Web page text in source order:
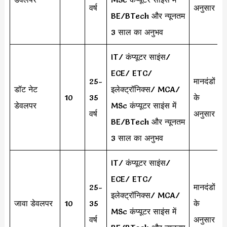
वर्ष
BE/BTech और न्यूनतम
3 साल का अनुभव
अनुसार
डॉट नेट
डेवलपर
10
25-
35
वर्ष
IT/ कंप्यूटर साइंस/
ECE/ ETC/
इलेक्ट्रॉनिक्स/ MCA/
MSc कंप्यूटर साइंस में
BE/BTech और न्यूनतम
3 साल का अनुभव
मानदंडों
के
अनुसार
जावा डेवलपर 10
25-
35
वर्ष
IT/ कंप्यूटर साइंस/
ECE/ ETC/
इलेक्ट्रॉनिक्स/ MCA/
MSc कंप्यूटर साइंस में
मानदंडों
के
अनुसार